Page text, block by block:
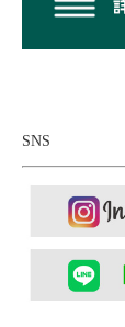
身長170cm、
SNS